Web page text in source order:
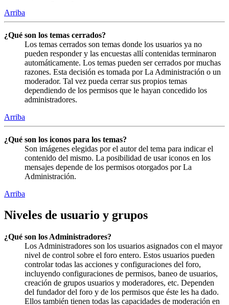
Arriba
¿Qué son los temas cerrados?
Los temas cerrados son temas donde los usuarios ya no
pueden responder y las encuestas allí contenidas terminaron
automáticamente. Los temas pueden ser cerrados por muchas
razones. Esta decisión es tomada por La Administración o un
moderador. Tal vez pueda cerrar sus propios temas
dependiendo de los permisos que le hayan concedido los
administradores.
Arriba
¿Qué son los iconos para los temas?
Son imágenes elegidas por el autor del tema para indicar el
contenido del mismo. La posibilidad de usar iconos en los
mensajes depende de los permisos otorgados por La
Administración.
Arriba
Niveles de usuario y grupos
¿Qué son los Administradores?
Los Administradores son los usuarios asignados con el mayor
nivel de control sobre el foro entero. Estos usuarios pueden
controlar todas las acciones y configuraciones del foro,
incluyendo configuraciones de permisos, baneo de usuarios,
creación de grupos usuarios y moderadores, etc. Dependen
del fundador del foro y de los permisos que éste les ha dado.
Ellos también tienen todas las capacidades de moderación en